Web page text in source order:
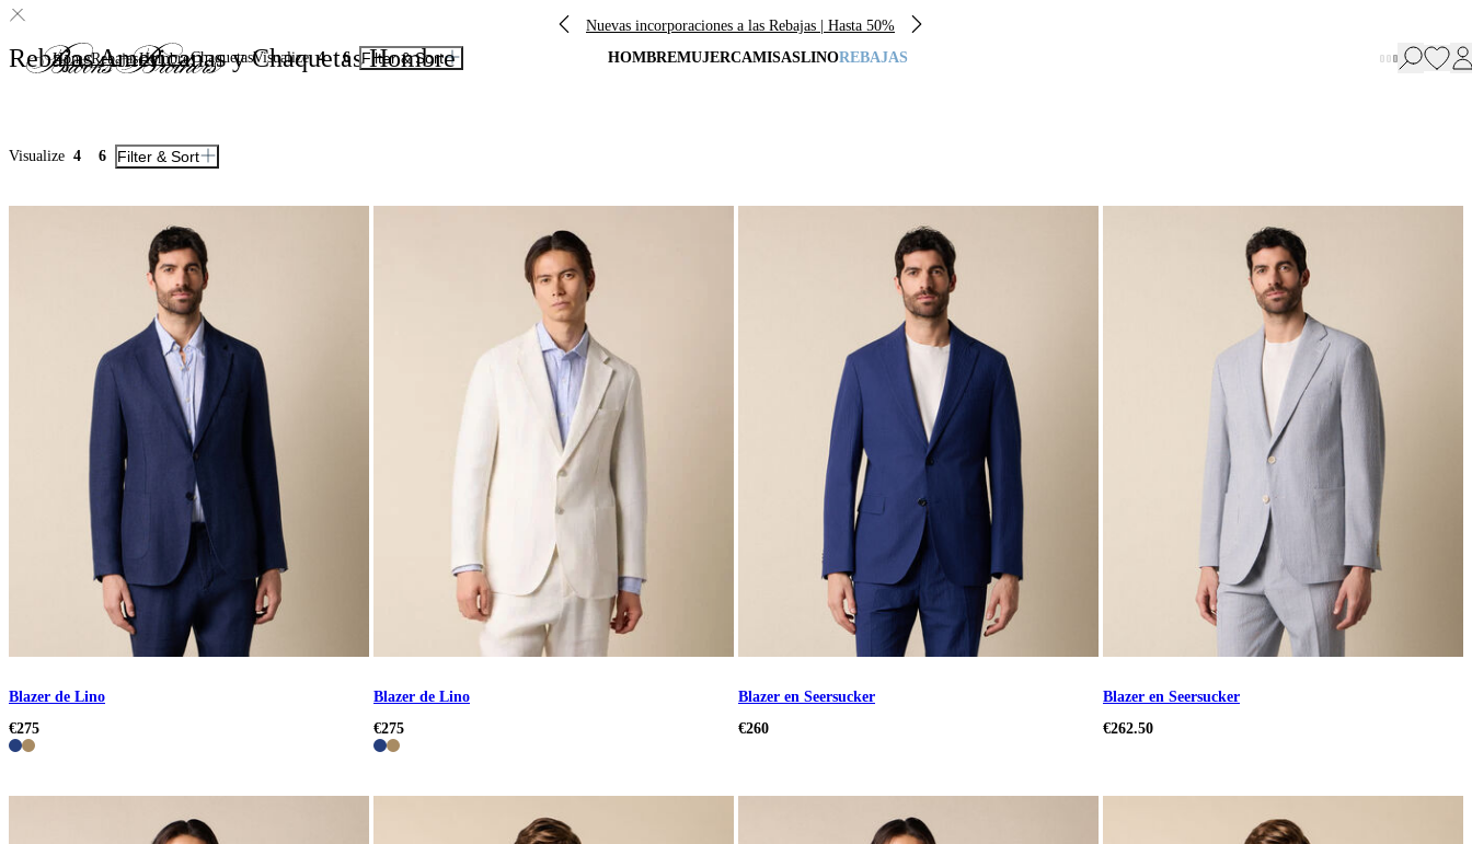
Nuevas incorporaciones a las Rebajas | Hasta 50%
HOMBREMUJERCAMISASLINOREBAJAS
HomeRebajasHombreChaquetasVisualize 4 6 Filter & Sort
Rebajas Americanas y Chaquetas Hombre
Visualize 4 6 Filter & Sort
Blazer de Lino
€275
Blazer de Lino
€275
Blazer en Seersucker
€260
Blazer en Seersucker
€262.50